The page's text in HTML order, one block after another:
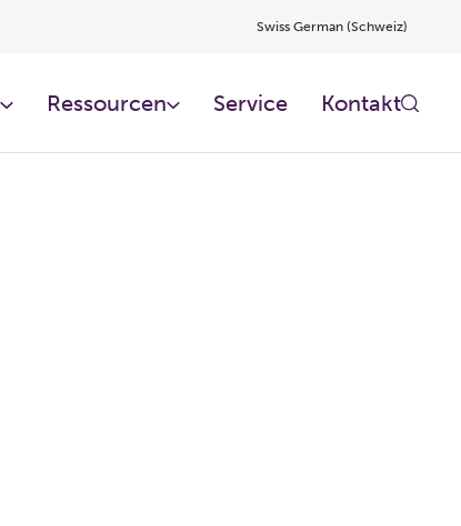
Swiss German (Schweiz)
Ressourcen Service Kontakt